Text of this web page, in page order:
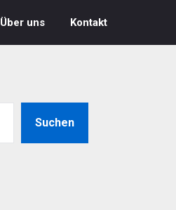
Über uns Kontakt
Suchen